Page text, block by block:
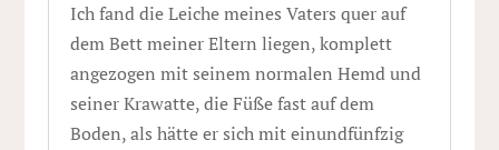
Ich fand die Leiche meines Vaters quer auf
dem Bett meiner Eltern liegen, komplett
angezogen mit seinem normalen Hemd und
seiner Krawatte, die Füße fast auf dem
Boden, als hätte er sich mit einundfünfzig